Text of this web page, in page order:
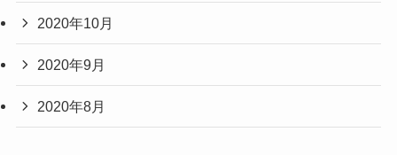
2020年10月
2020年9月
2020年8月